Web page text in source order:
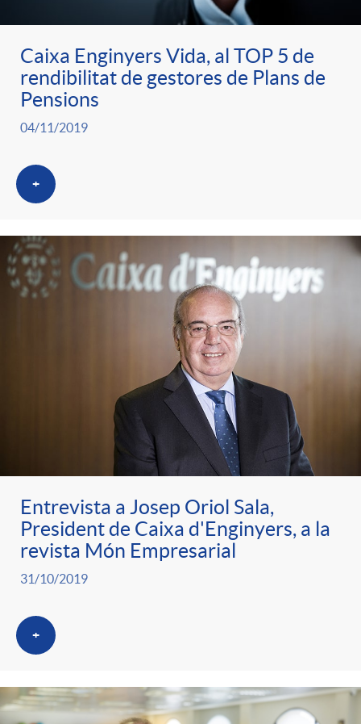
Caixa Enginyers Vida, al TOP 5 de
rendibilitat de gestores de Plans de
Pensions
04/11/2019
+
Entrevista a Josep Oriol Sala,
President de Caixa d'Enginyers, a la
revista Món Empresarial
31/10/2019
+